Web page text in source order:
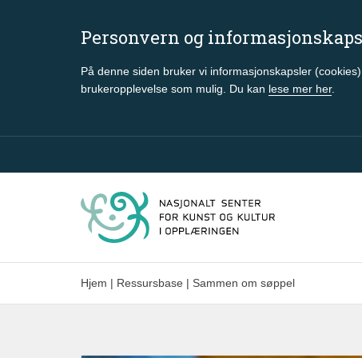
Personvern og
På denne siden bruker vi informasjonskapsler
brukeropplevelse som mulig. Du kan lese mer her.
Gå til hovedinnhold
Hjem | Ressursbase | Sammen om søppel